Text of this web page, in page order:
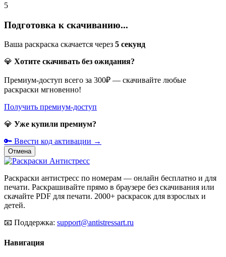
5
Подготовка к скачиванию...
Ваша раскраска скачается через 5 секунд
💎 Хотите скачивать без ожидания?
Премиум-доступ всего за 300₽ — скачивайте любые
раскраски мгновенно!
Получить премиум-доступ
💎 Уже купили премиум?
🔑 Ввести код активации →
Отмена
Раскраски антистресс по номерам — онлайн бесплатно и для
печати. Раскрашивайте прямо в браузере без скачивания или
скачайте PDF для печати. 2000+ раскрасок для взрослых и
детей.
📧 Поддержка: support@antistressart.ru
Навигация